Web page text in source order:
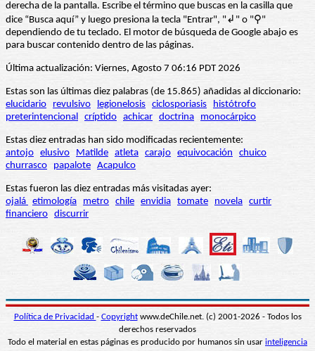
derecha de la pantalla. Escribe el término que buscas en la casilla que
dice “Busca aquí” y luego presiona la tecla "Entrar", "↲" o "⚲"
dependiendo de tu teclado. El motor de búsqueda de Google abajo es
para buscar contenido dentro de las páginas.
Última actualización: Viernes, Agosto 7 06:16 PDT 2026
Estas son las últimas diez palabras (de 15.865) añadidas al diccionario:
elucidario
revulsivo legionelosis ciclosporiasis
histótrofo
preterintencional críptido achicar doctrina monocárpico
Estas diez entradas han sido modificadas recientemente:
antojo elusivo Matilde atleta carajo equivocación
chuico
churrasco
papalote Acapulco
Estas fueron las diez entradas más visitadas ayer:
ojalá etimología metro chile envidia tomate novela curtir
financiero discurrir
Política de Privacidad - Copyrightwww.deChile.net. (c) 2001-2026 - Todos los
derechos reservados
Todo el material en estas páginas es producido por humanos sin usar inteligencia